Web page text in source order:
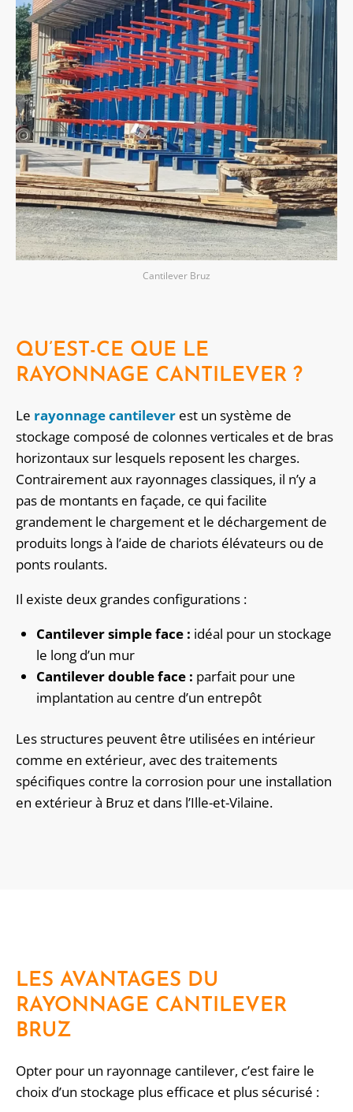
Cantilever Bruz
QU’EST-CE QUE LE
RAYONNAGE CANTILEVER ?
Le rayonnage cantilever est un système de
stockage composé de colonnes verticales et de bras
horizontaux sur lesquels reposent les charges.
Contrairement aux rayonnages classiques, il n’y a
pas de montants en façade, ce qui facilite
grandement le chargement et le déchargement de
produits longs à l’aide de chariots élévateurs ou de
ponts roulants.
Il existe deux grandes configurations :
Cantilever simple face : idéal pour un stockage
le long d’un mur
Cantilever double face : parfait pour une
implantation au centre d’un entrepôt
Les structures peuvent être utilisées en intérieur
comme en extérieur, avec des traitements
spécifiques contre la corrosion pour une installation
en extérieur à Bruz et dans l’Ille-et-Vilaine.
LES AVANTAGES DU
RAYONNAGE CANTILEVER
BRUZ
Opter pour un rayonnage cantilever, c’est faire le
choix d’un stockage plus efficace et plus sécurisé :